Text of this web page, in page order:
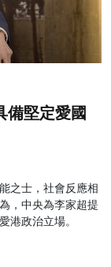
備堅定愛國
之士，社會反應相
，中央為李家超提
港政治立場。